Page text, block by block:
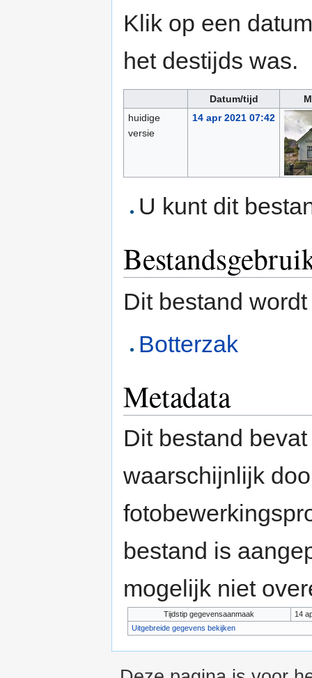
Klik op een
het destijds was.
Datum/tijd
huidige
versie
14 apr 2021 07:42
U kunt dit
Dit bestand
Botterzak
Metadata
Dit bestand
waarschijnlijk
bestand is
mogelijk niet
Tijdstip gegevensaanmaak
14
Uitgebreide gegevens bekijken